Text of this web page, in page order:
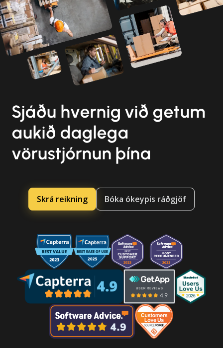
Sjáðu hvernig við getum
aukið daglega
vörustjórnun þína
Skrá reikning Bóka ókeypis ráðgjöf